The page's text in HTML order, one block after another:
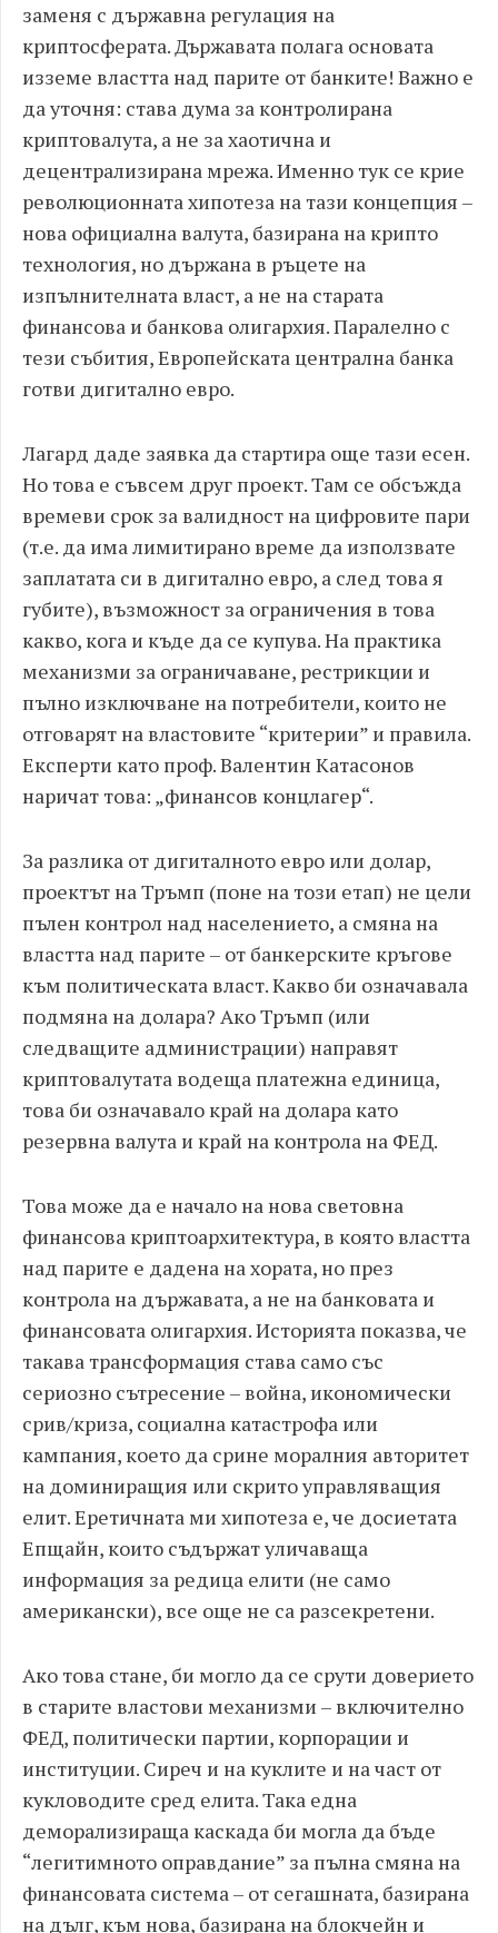
заменя с държавна регулация на
криптосферата. Държавата полага основата
изземе властта над парите от банките! Важно е
да уточня: става дума за контролирана
криптовалута, а не за хаотична и
децентрализирана мрежа. Именно тук се крие
революционната хипотеза на тази концепция –
нова официална валута, базирана на крипто
технология, но държана в ръцете на
изпълнителната власт, а не на старата
финансова и банкова олигархия. Паралелно с
тези събития, Европейската централна банка
готви дигитално евро.
Лагард даде заявка да стартира още тази есен.
Но това е съвсем друг проект. Там се обсъжда
времеви срок за валидност на цифровите пари
(т.е. да има лимитирано време да използвате
заплатата си в дигитално евро, а след това я
губите), възможност за ограничения в това
какво, кога и къде да се купува. На практика
механизми за ограничаване, рестрикции и
пълно изключване на потребители, които не
отговарят на властовите “критерии” и правила.
Експерти като проф. Валентин Катасонов
наричат това: „финансов концлагер“.
За разлика от дигиталното евро или долар,
проектът на Тръмп (поне на този етап) не цели
пълен контрол над населението, а смяна на
властта над парите – от банкерските кръгове
към политическата власт. Какво би означавала
подмяна на долара? Ако Тръмп (или
следващите администрации) направят
криптовалутата водеща платежна единица,
това би означавало край на долара като
резервна валута и край на контрола на ФЕД.
Това може да е начало на нова световна
финансова криптоархитектура, в която властта
над парите е дадена на хората, но през
контрола на държавата, а не на банковата и
финансовата олигархия. Историята показва, че
такава трансформация става само със
сериозно сътресение – война, икономически
срив/криза, социална катастрофа или
кампания, което да срине моралния авторитет
на доминиращия или скрито управляващия
елит. Еретичната ми хипотеза е, че досиетата
Епщайн, които съдържат уличаваща
информация за редица елити (не само
американски), все още не са разсекретени.
Ако това стане, би могло да се срути доверието
в старите властови механизми – включително
ФЕД, политически партии, корпорации и
институции. Сиреч и на куклите и на част от
кукловодите сред елита. Така една
деморализираща каскада би могла да бъде
“легитимното оправдание” за пълна смяна на
финансовата система – от сегашната, базирана
на дълг, към нова, базирана на блокчейн и